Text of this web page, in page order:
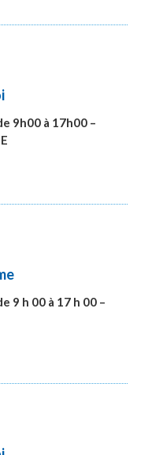
9h00 à 17h00 –
9 h 00 à 17 h 00 –